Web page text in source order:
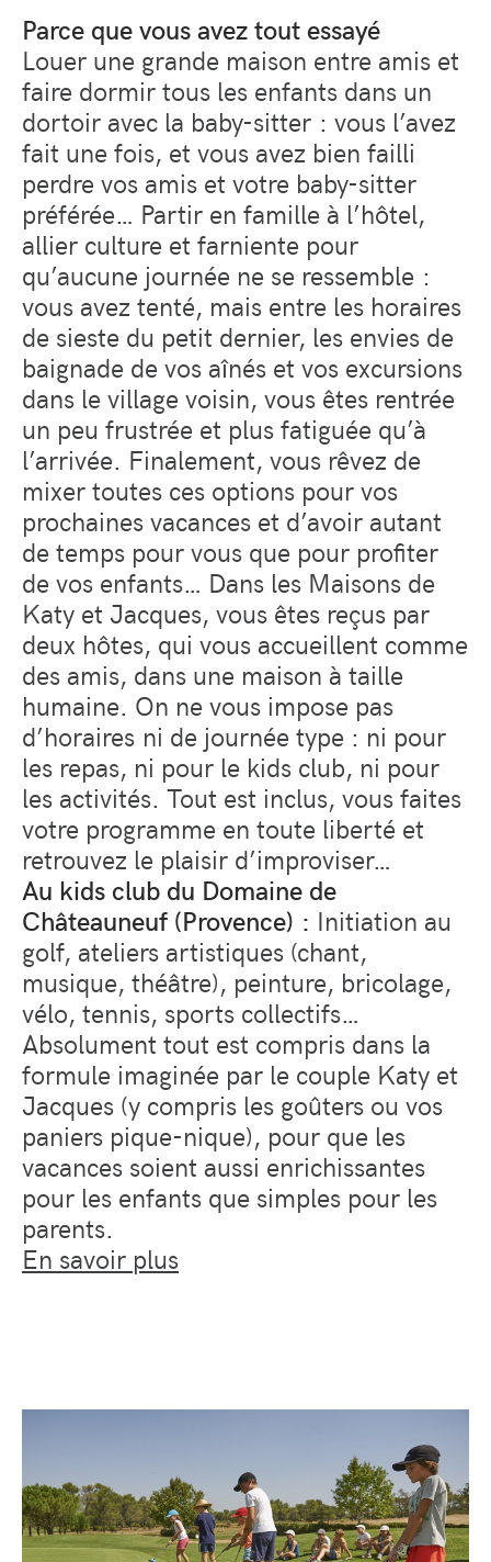
Parce que vous avez tout essayé
Louer une grande maison entre amis et
faire dormir tous les enfants dans un
dortoir avec la baby-sitter : vous l’avez
fait une fois, et vous avez bien failli
perdre vos amis et votre baby-sitter
préférée… Partir en famille à l’hôtel,
allier culture et farniente pour
qu’aucune journée ne se ressemble :
vous avez tenté, mais entre les horaires
de sieste du petit dernier, les envies de
baignade de vos aînés et vos excursions
dans le village voisin, vous êtes rentrée
un peu frustrée et plus fatiguée qu’à
l’arrivée. Finalement, vous rêvez de
mixer toutes ces options pour vos
prochaines vacances et d’avoir autant
de temps pour vous que pour profiter
de vos enfants… Dans les Maisons de
Katy et Jacques, vous êtes reçus par
deux hôtes, qui vous accueillent comme
des amis, dans une maison à taille
humaine. On ne vous impose pas
d’horaires ni de journée type : ni pour
les repas, ni pour le kids club, ni pour
les activités. Tout est inclus, vous faites
votre programme en toute liberté et
retrouvez le plaisir d’improviser…
Au kids club du Domaine de
Châteauneuf (Provence) : Initiation au
golf, ateliers artistiques (chant,
musique, théâtre), peinture, bricolage,
vélo, tennis, sports collectifs…
Absolument tout est compris dans la
formule imaginée par le couple Katy et
Jacques (y compris les goûters ou vos
paniers pique-nique), pour que les
vacances soient aussi enrichissantes
pour les enfants que simples pour les
parents.
En savoir plus